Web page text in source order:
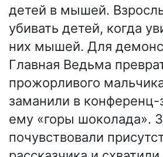
детей в мышей.
убивать детей, когда
них мышей. Для
Главная Ведьма
прожорливого
заманили в
ему «горы шоколада».
почувствовали